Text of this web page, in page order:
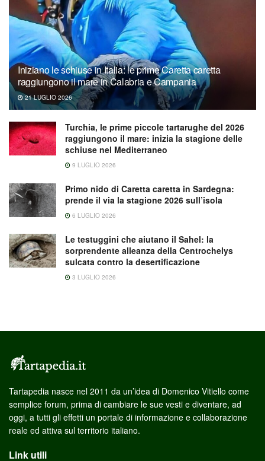
Iniziano le schiuse in Italia: le prime Caretta caretta
raggiungono il mare in Calabria e Campania
21 LUGLIO 2026
Turchia, le prime piccole tartarughe del 2026
raggiungono il mare: inizia la stagione delle
schiuse nel Mediterraneo
9 LUGLIO 2026
Primo nido di Caretta caretta in Sardegna:
prende il via la stagione 2026 sull’isola
6 LUGLIO 2026
Le testuggini che aiutano il Sahel: la
sorprendente alleanza della Centrochelys
sulcata contro la desertificazione
3 LUGLIO 2026
Tartapedia nasce nel 2011 da un’idea di Domenico Vitiello come
semplice forum, prima di cambiare le sue vesti e diventare, ad
oggi, a tutti gli effetti un portale di informazione e collaborazione
reale ed attiva sul territorio italiano.
Link utili